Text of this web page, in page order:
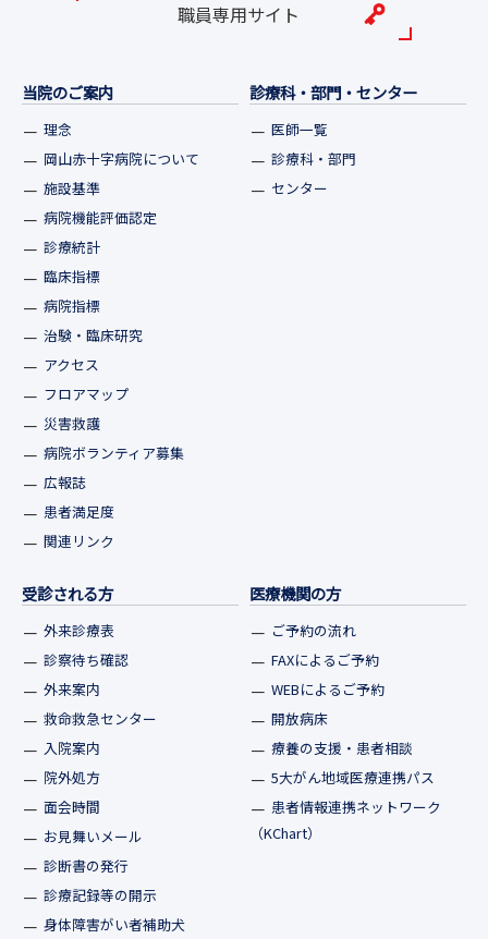
職員専用サイト
当院のご案内
理念
岡山赤十字病院について
施設基準
病院機能評価認定
診療統計
臨床指標
病院指標
治験・臨床研究
アクセス
フロアマップ
災害救護
病院ボランティア募集
広報誌
患者満足度
関連リンク
診療科・部門・センター
医師一覧
診療科・部門
センター
受診される方
外来診療表
診察待ち確認
外来案内
救命救急センター
入院案内
院外処方
面会時間
お見舞いメール
診断書の発行
診療記録等の開示
身体障害がい者補助犬
医療機関の方
ご予約の流れ
FAXによるご予約
WEBによるご予約
開放病床
療養の支援・患者相談
5大がん地域医療連携パス
患者情報連携ネットワーク
（KChart）